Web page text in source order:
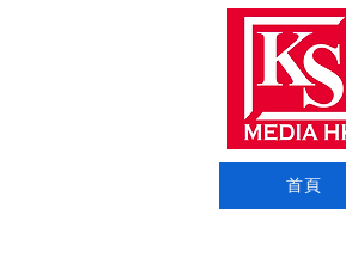
首頁